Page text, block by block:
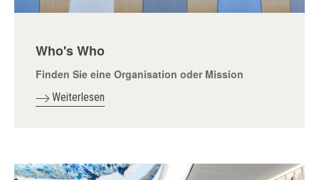
Who's Who
Finden Sie eine Organisation oder Mission
Weiterlesen